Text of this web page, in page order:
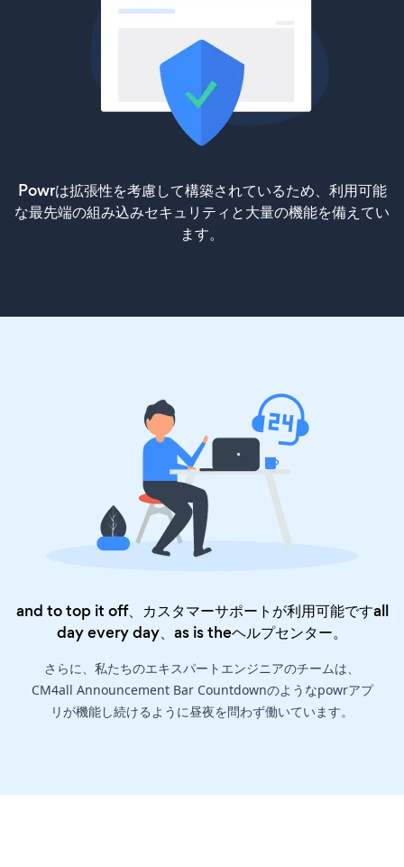
Powrは拡張性を考慮して構築されているため、利用可能
な最先端の組み込みセキュリティと大量の機能を備えてい
ます。
and to top it off、カスタマーサポートが利用可能ですall
day every day、as is theヘルプセンター。
さらに、私たちのエキスパートエンジニアのチームは、
CM4all Announcement Bar Countdownのようなpowrアプ
リが機能し続けるように昼夜を問わず働いています。